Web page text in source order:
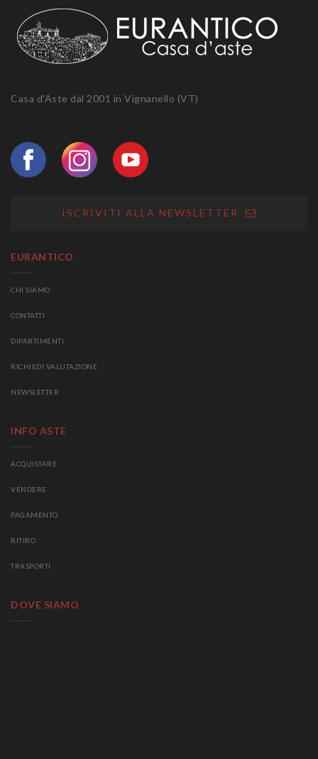
Casa d'Aste dal 2001 in Vignanello (VT)
ISCRIVITI ALLA NEWSLETTER
EURANTICO
CHI SIAMO
CONTATTI
DIPARTIMENTI
RICHIEDI VALUTAZIONE
NEWSLETTER
INFO ASTE
ACQUISTARE
VENDERE
PAGAMENTO
RITIRO
TRASPORTI
DOVE SIAMO